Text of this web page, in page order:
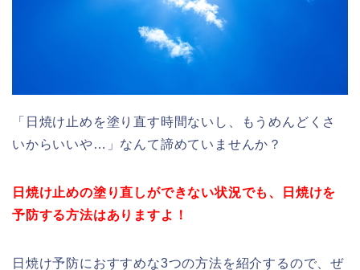
「日焼け止めを塗り直す時間ないし、もうめんどくさ
いからいいや…」なんて諦めていませんか？
日焼け止めの塗り直しができない状況でも、日焼けを
予防する方法はありますよ！
日焼け予防におすすめな3つの方法を紹介するので、ぜ